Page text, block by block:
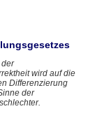
wird auf die
Differenzierung
der